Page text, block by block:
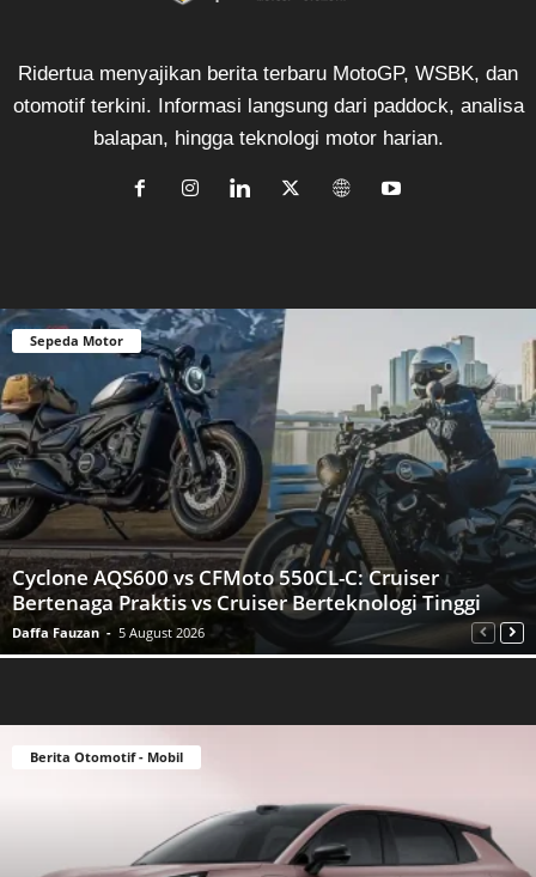
Ridertua menyajikan berita terbaru MotoGP, WSBK, dan
otomotif terkini. Informasi langsung dari paddock, analisa
balapan, hingga teknologi motor harian.
Sepeda Motor
Cyclone AQS600 vs CFMoto 550CL-C: Cruiser
Bertenaga Praktis vs Cruiser Berteknologi Tinggi
Daffa Fauzan - 5 August 2026
Berita Otomotif - Mobil